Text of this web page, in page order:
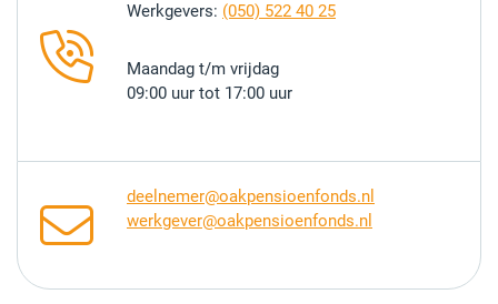
Werkgevers: (050) 522 40 25
Maandag t/m vrijdag
09:00 uur tot 17:00 uur
deelnemer@oakpensioenfonds.nl
werkgever@oakpensioenfonds.nl